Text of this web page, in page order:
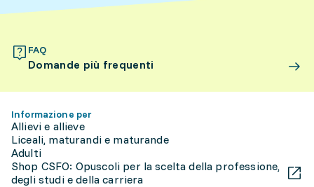
FAQ
Domande più frequenti
Informazione per
Allievi e allieve
Liceali, maturandi e maturande
Adulti
Shop CSFO: Opuscoli per la scelta della professione,
degli studi e della carriera